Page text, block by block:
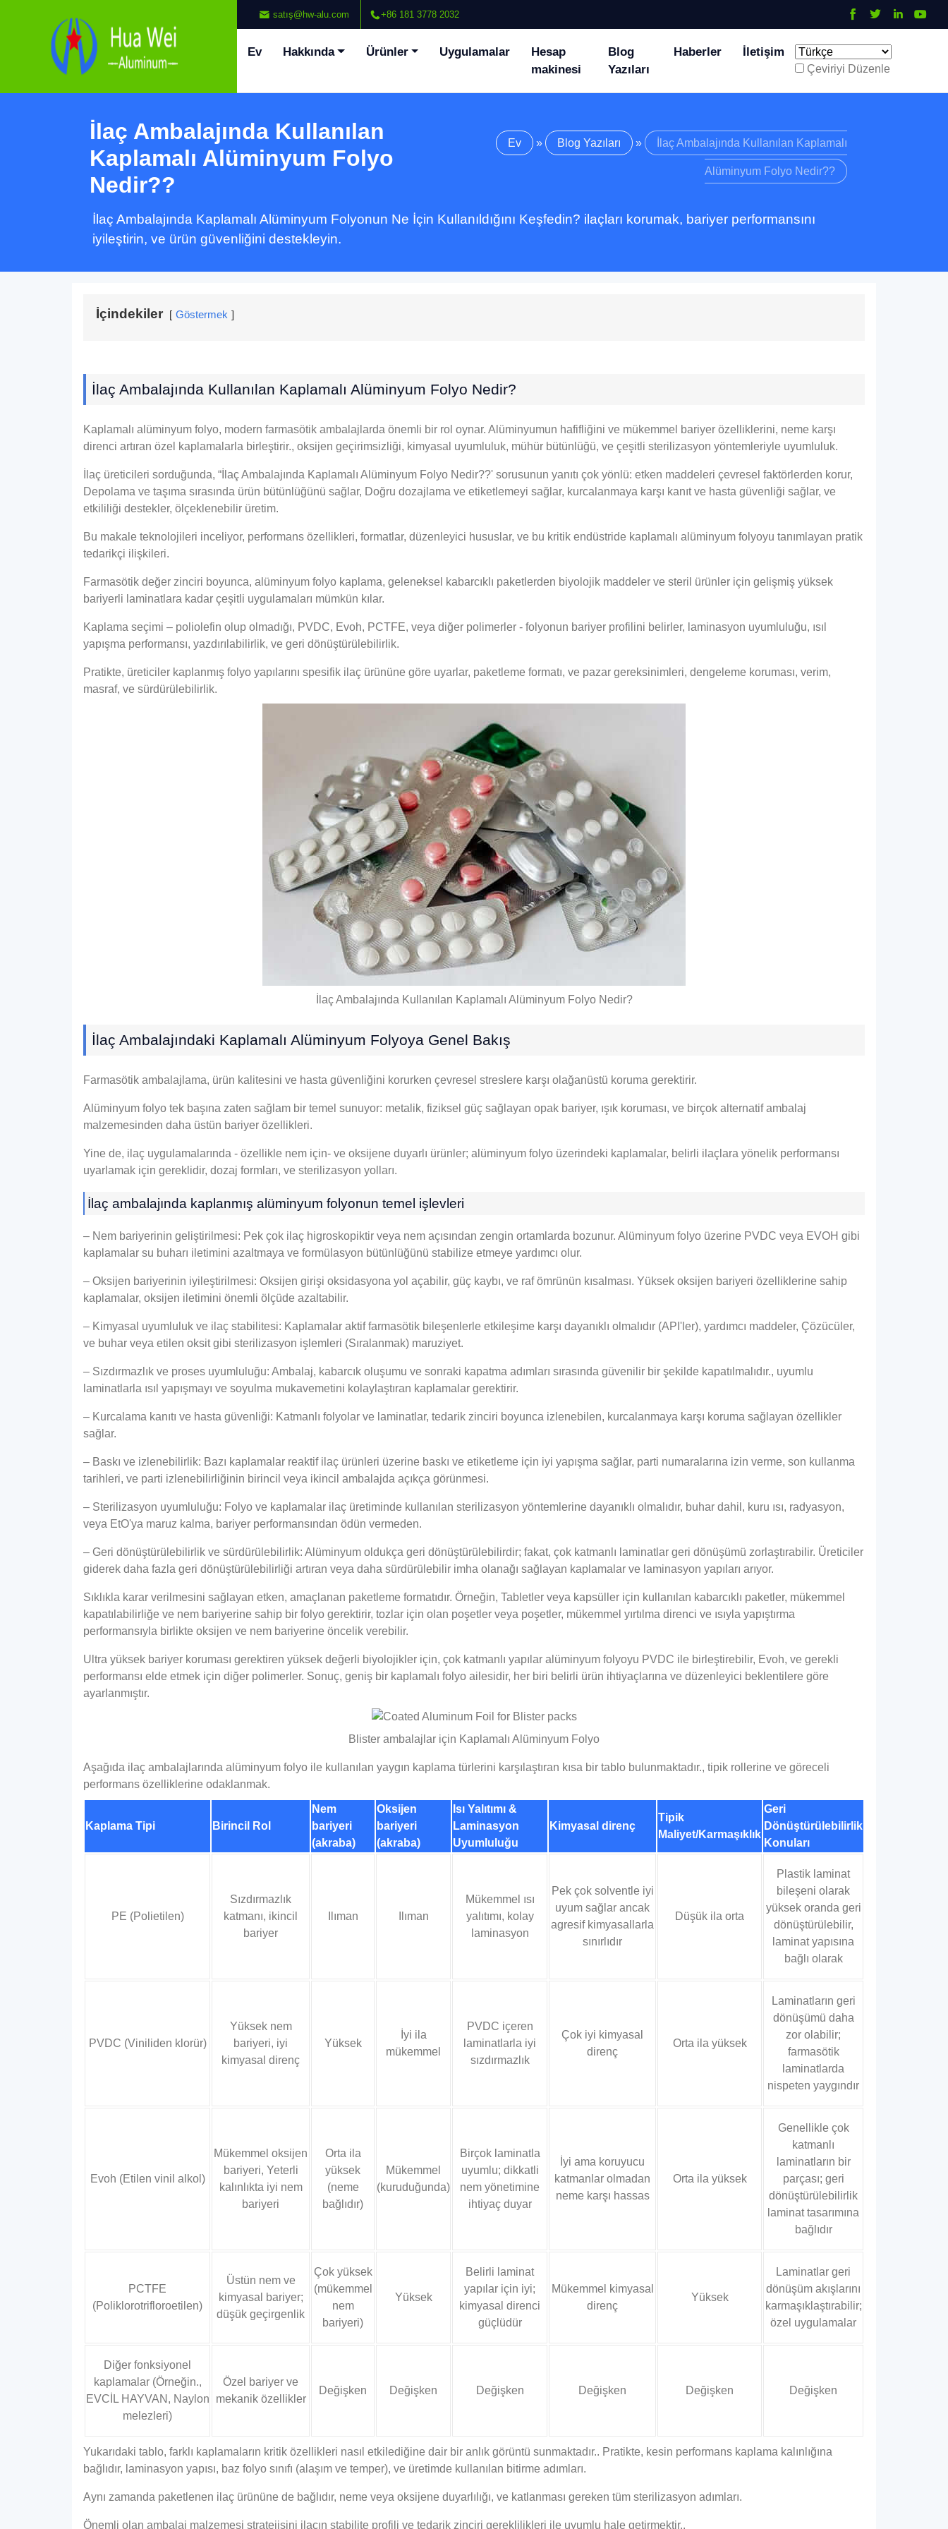
satış@hw-alu.com +86 181 3778 2032
Ev Hakkında Ürünler Uygulamalar
Hesap
makinesi
Blog
Yazıları
Haberler İletişim
Çeviriyi Düzenle
İlaç Ambalajında ​​Kullanılan
Kaplamalı Alüminyum Folyo
Nedir??
Ev » Blog Yazıları » İlaç Ambalajında ​​Kullanılan Kaplamalı
Alüminyum Folyo Nedir??
İlaç Ambalajında ​​Kaplamalı Alüminyum Folyonun Ne İçin Kullanıldığını Keşfedin? ilaçları korumak, bariyer performansını
iyileştirin, ve ürün güvenliğini destekleyin.
İçindekiler Göstermek
İlaç Ambalajında ​​Kullanılan Kaplamalı Alüminyum Folyo Nedir?
Kaplamalı alüminyum folyo, modern farmasötik ambalajlarda önemli bir rol oynar. Alüminyumun hafifliğini ve mükemmel bariyer özelliklerini, neme karşı
direnci artıran özel kaplamalarla birleştirir., oksijen geçirimsizliği, kimyasal uyumluluk, mühür bütünlüğü, ve çeşitli sterilizasyon yöntemleriyle uyumluluk.
İlaç üreticileri sorduğunda, “İlaç Ambalajında ​​Kaplamalı Alüminyum Folyo Nedir??' sorusunun yanıtı çok yönlü: etken maddeleri çevresel faktörlerden korur,
Depolama ve taşıma sırasında ürün bütünlüğünü sağlar, Doğru dozajlama ve etiketlemeyi sağlar, kurcalanmaya karşı kanıt ve hasta güvenliği sağlar, ve
etkililiği destekler, ölçeklenebilir üretim.
Bu makale teknolojileri inceliyor, performans özellikleri, formatlar, düzenleyici hususlar, ve bu kritik endüstride kaplamalı alüminyum folyoyu tanımlayan pratik
tedarikçi ilişkileri.
Farmasötik değer zinciri boyunca, alüminyum folyo kaplama, geleneksel kabarcıklı paketlerden biyolojik maddeler ve steril ürünler için gelişmiş yüksek
bariyerli laminatlara kadar çeşitli uygulamaları mümkün kılar.
Kaplama seçimi – poliolefin olup olmadığı, PVDC, Evoh, PCTFE, veya diğer polimerler - folyonun bariyer profilini belirler, laminasyon uyumluluğu, ısıl
yapışma performansı, yazdırılabilirlik, ve geri dönüştürülebilirlik.
Pratikte, üreticiler kaplanmış folyo yapılarını spesifik ilaç ürününe göre uyarlar, paketleme formatı, ve pazar gereksinimleri, dengeleme koruması, verim,
masraf, ve sürdürülebilirlik.
İlaç Ambalajında ​​Kullanılan Kaplamalı Alüminyum Folyo Nedir?
İlaç Ambalajındaki Kaplamalı Alüminyum Folyoya Genel Bakış
Farmasötik ambalajlama, ürün kalitesini ve hasta güvenliğini korurken çevresel streslere karşı olağanüstü koruma gerektirir.
Alüminyum folyo tek başına zaten sağlam bir temel sunuyor: metalik, fiziksel güç sağlayan opak bariyer, ışık koruması, ve birçok alternatif ambalaj
malzemesinden daha üstün bariyer özellikleri.
Yine de, ilaç uygulamalarında - özellikle nem için- ve oksijene duyarlı ürünler; alüminyum folyo üzerindeki kaplamalar, belirli ilaçlara yönelik performansı
uyarlamak için gereklidir, dozaj formları, ve sterilizasyon yolları.
İlaç ambalajında ​​kaplanmış alüminyum folyonun temel işlevleri
– Nem bariyerinin geliştirilmesi: Pek çok ilaç higroskopiktir veya nem açısından zengin ortamlarda bozunur. Alüminyum folyo üzerine PVDC veya EVOH gibi
kaplamalar su buharı iletimini azaltmaya ve formülasyon bütünlüğünü stabilize etmeye yardımcı olur.
– Oksijen bariyerinin iyileştirilmesi: Oksijen girişi oksidasyona yol açabilir, güç kaybı, ve raf ömrünün kısalması. Yüksek oksijen bariyeri özelliklerine sahip
kaplamalar, oksijen iletimini önemli ölçüde azaltabilir.
– Kimyasal uyumluluk ve ilaç stabilitesi: Kaplamalar aktif farmasötik bileşenlerle etkileşime karşı dayanıklı olmalıdır (API'ler), yardımcı maddeler, Çözücüler,
ve buhar veya etilen oksit gibi sterilizasyon işlemleri (Sıralanmak) maruziyet.
– Sızdırmazlık ve proses uyumluluğu: Ambalaj, kabarcık oluşumu ve sonraki kapatma adımları sırasında güvenilir bir şekilde kapatılmalıdır., uyumlu
laminatlarla ısıl yapışmayı ve soyulma mukavemetini kolaylaştıran kaplamalar gerektirir.
– Kurcalama kanıtı ve hasta güvenliği: Katmanlı folyolar ve laminatlar, tedarik zinciri boyunca izlenebilen, kurcalanmaya karşı koruma sağlayan özellikler
sağlar.
– Baskı ve izlenebilirlik: Bazı kaplamalar reaktif ilaç ürünleri üzerine baskı ve etiketleme için iyi yapışma sağlar, parti numaralarına izin verme, son kullanma
tarihleri, ve parti izlenebilirliğinin birincil veya ikincil ambalajda açıkça görünmesi.
– Sterilizasyon uyumluluğu: Folyo ve kaplamalar ilaç üretiminde kullanılan sterilizasyon yöntemlerine dayanıklı olmalıdır, buhar dahil, kuru ısı, radyasyon,
veya EtO'ya maruz kalma, bariyer performansından ödün vermeden.
– Geri dönüştürülebilirlik ve sürdürülebilirlik: Alüminyum oldukça geri dönüştürülebilirdir; fakat, çok katmanlı laminatlar geri dönüşümü zorlaştırabilir. Üreticiler
giderek daha fazla geri dönüştürülebilirliği artıran veya daha sürdürülebilir imha olanağı sağlayan kaplamalar ve laminasyon yapıları arıyor.
Sıklıkla karar verilmesini sağlayan etken, amaçlanan paketleme formatıdır. Örneğin, Tabletler veya kapsüller için kullanılan kabarcıklı paketler, mükemmel
kapatılabilirliğe ve nem bariyerine sahip bir folyo gerektirir, tozlar için olan poşetler veya poşetler, mükemmel yırtılma direnci ve ısıyla yapıştırma
performansıyla birlikte oksijen ve nem bariyerine öncelik verebilir.
Ultra yüksek bariyer koruması gerektiren yüksek değerli biyolojikler için, çok katmanlı yapılar alüminyum folyoyu PVDC ile birleştirebilir, Evoh, ve gerekli
performansı elde etmek için diğer polimerler. Sonuç, geniş bir kaplamalı folyo ailesidir, her biri belirli ürün ihtiyaçlarına ve düzenleyici beklentilere göre
ayarlanmıştır.
Blister ambalajlar için Kaplamalı Alüminyum Folyo
Aşağıda ilaç ambalajlarında alüminyum folyo ile kullanılan yaygın kaplama türlerini karşılaştıran kısa bir tablo bulunmaktadır., tipik rollerine ve göreceli
performans özelliklerine odaklanmak.
Kaplama Tipi Birincil Rol
Nem
bariyeri
(akraba)
Oksijen
bariyeri
(akraba)
Isı Yalıtımı &
Laminasyon
Uyumluluğu
Kimyasal direnç
Tipik
Maliyet/Karmaşıklık
Geri
Dönüştürülebilirlik
Konuları
PE (Polietilen)
Sızdırmazlık
katmanı, ikincil
bariyer
Ilıman Ilıman
Mükemmel ısı
yalıtımı, kolay
laminasyon
Pek çok solventle iyi
uyum sağlar ancak
agresif kimyasallarla
sınırlıdır
Düşük ila orta
Plastik laminat
bileşeni olarak
yüksek oranda geri
dönüştürülebilir,
laminat yapısına
bağlı olarak
PVDC (Viniliden klorür)
Yüksek nem
bariyeri, iyi
kimyasal direnç
Yüksek
İyi ila
mükemmel
PVDC içeren
laminatlarla iyi
sızdırmazlık
Çok iyi kimyasal
direnç
Orta ila yüksek
Laminatların geri
dönüşümü daha
zor olabilir;
farmasötik
laminatlarda
nispeten yaygındır
Evoh (Etilen vinil alkol)
Mükemmel oksijen
bariyeri, Yeterli
kalınlıkta iyi nem
bariyeri
Orta ila
yüksek
(neme
bağlıdır)
Mükemmel
(kuruduğunda)
Birçok laminatla
uyumlu; dikkatli
nem yönetimine
ihtiyaç duyar
İyi ama koruyucu
katmanlar olmadan
neme karşı hassas
Orta ila yüksek
Genellikle çok
katmanlı
laminatların bir
parçası; geri
dönüştürülebilirlik
laminat tasarımına
bağlıdır
PCTFE
(Poliklorotrifloroetilen)
Üstün nem ve
kimyasal bariyer;
düşük geçirgenlik
Çok yüksek
(mükemmel
nem
bariyeri)
Yüksek
Belirli laminat
yapılar için iyi;
kimyasal direnci
güçlüdür
Mükemmel kimyasal
direnç
Yüksek
Laminatlar geri
dönüşüm akışlarını
karmaşıklaştırabilir;
özel uygulamalar
Diğer fonksiyonel
kaplamalar (Örneğin.,
EVCİL HAYVAN, Naylon
melezleri)
Özel bariyer ve
mekanik özellikler
Değişken Değişken Değişken Değişken Değişken Değişken
Yukarıdaki tablo, farklı kaplamaların kritik özellikleri nasıl etkilediğine dair bir anlık görüntü sunmaktadır.. Pratikte, kesin performans kaplama kalınlığına
bağlıdır, laminasyon yapısı, baz folyo sınıfı (alaşım ve temper), ve üretimde kullanılan bitirme adımları.
Aynı zamanda paketlenen ilaç ürününe de bağlıdır, neme veya oksijene duyarlılığı, ve katlanması gereken tüm sterilizasyon adımları.
Önemli olan ambalaj malzemesi stratejisini ilacın stabilite profili ve tedarik zinciri gereklilikleri ile uyumlu hale getirmektir..